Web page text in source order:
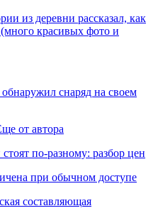
из деревни рассказал, как
красивых фото и
снаряд на своем
от автора
по-разному: разбор цен
при обычном доступе
составляющая